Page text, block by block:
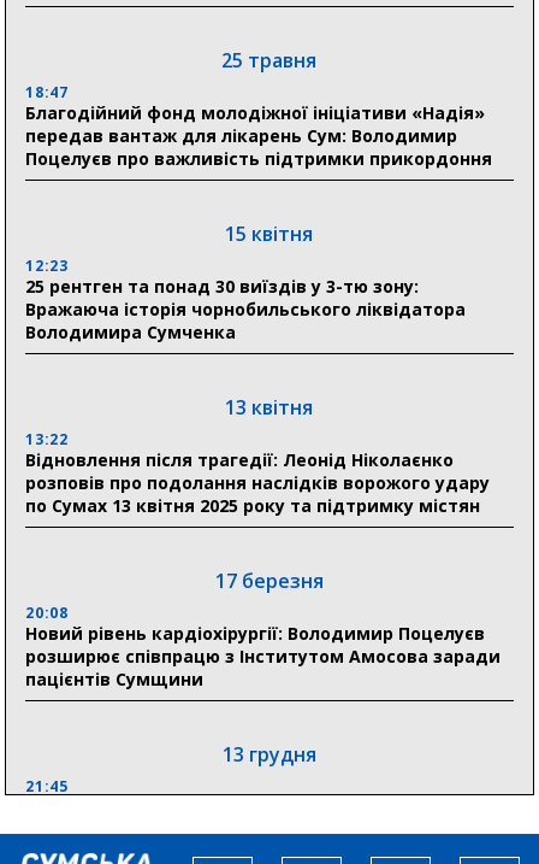
Понад 8 мільйонів книжок згоріли. Як допомогти
«Ранку» та іншим видавництвам відновитися
04 серпня
20:41
на пенсії, страхові виплати та підтримку
03 серпня
18:54
прифронтової Сумщини: перша група оздоровилася
18:30
Ніколаєнко: у Сумах погодили 115 компенсацій на
відновлення житла майже на 6,6 млн грн
31 липня
21:01
До 19 400 гривень на паливо: Пенсійний фонд
Сумщини пояснив, як отримати допомогу на зиму
25 травня
18:47
Благодійний фонд молодіжної ініціативи «Надія»
передав вантаж для лікарень Сум: Володимир
Поцелуєв про важливість підтримки прикордоння
15 квітня
12:23
25 рентген та понад 30 виїздів у 3-тю зону:
Вражаюча історія чорнобильського ліквідатора
Володимира Сумченка
13 квітня
13:22
Відновлення після трагедії: Леонід Ніколаєнко
розповів про подолання наслідків ворожого удару
по Сумах 13 квітня 2025 року та підтримку містян
17 березня
20:08
Новий рівень кардіохірургії: Володимир Поцелуєв
розширює співпрацю з Інститутом Амосова заради
пацієнтів Сумщини
13 грудня
21:45
збільшити завантаження стратегічних українських
виробників”, – нардеп Максим Гузенко